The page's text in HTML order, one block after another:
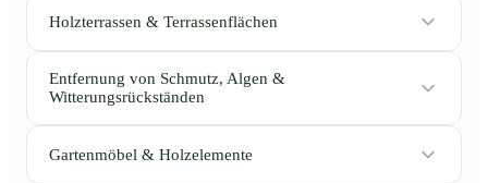
Holzterrassen & Terrassenflächen
Entfernung von Schmutz, Algen &
Witterungsrückständen
Gartenmöbel & Holzelemente